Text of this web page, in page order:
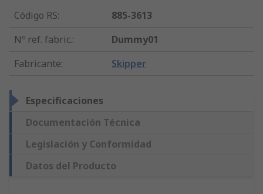
Código RS:
885-3613
Nº ref. fabric.:
Dummy01
Fabricante: Skipper
Especificaciones
Documentación Técnica
Legislación y Conformidad
Datos del Producto